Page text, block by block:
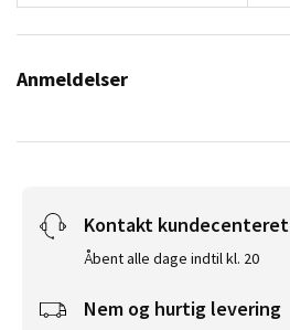
Anmeldelser
Kontakt kundecenteret
Åbent alle dage indtil kl. 20
Nem og hurtig levering